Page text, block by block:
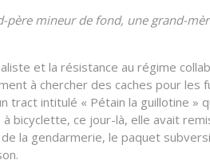
père mineur de fond, une grand-
et la résistance au régime
à chercher des caches pour les
tract intitulé « Pétain la guillotine
bicyclette, ce jour-là, elle avait
la gendarmerie, le paquet